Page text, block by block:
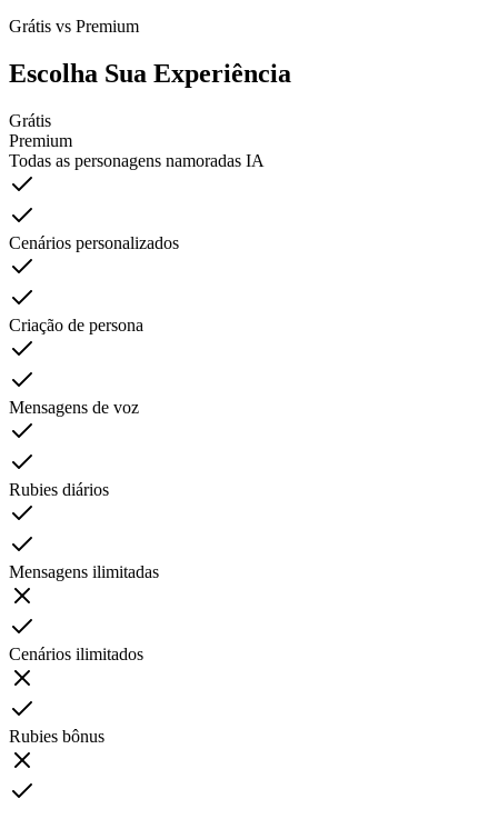
Grátis vs Premium
Escolha Sua Experiência
Grátis
Premium
Todas as personagens namoradas IA
Cenários personalizados
Criação de persona
Mensagens de voz
Rubies diários
Mensagens ilimitadas
Cenários ilimitados
Rubies bônus